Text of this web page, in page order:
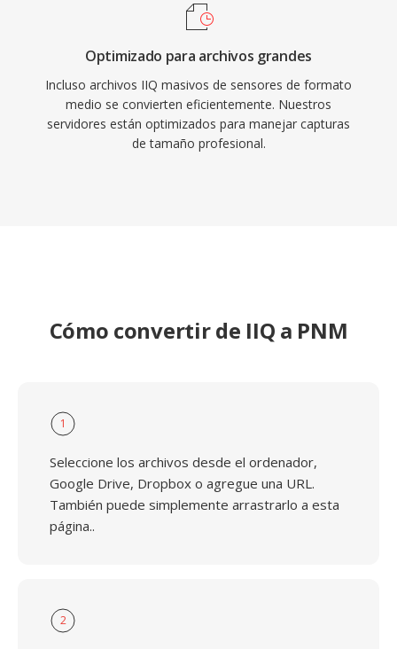
Optimizado para archivos grandes
Incluso archivos IIQ masivos de sensores de formato
medio se convierten eficientemente. Nuestros
servidores están optimizados para manejar capturas
de tamaño profesional.
Cómo convertir de IIQ a PNM
1
Seleccione los archivos desde el ordenador,
Google Drive, Dropbox o agregue una URL.
También puede simplemente arrastrarlo a esta
página..
2